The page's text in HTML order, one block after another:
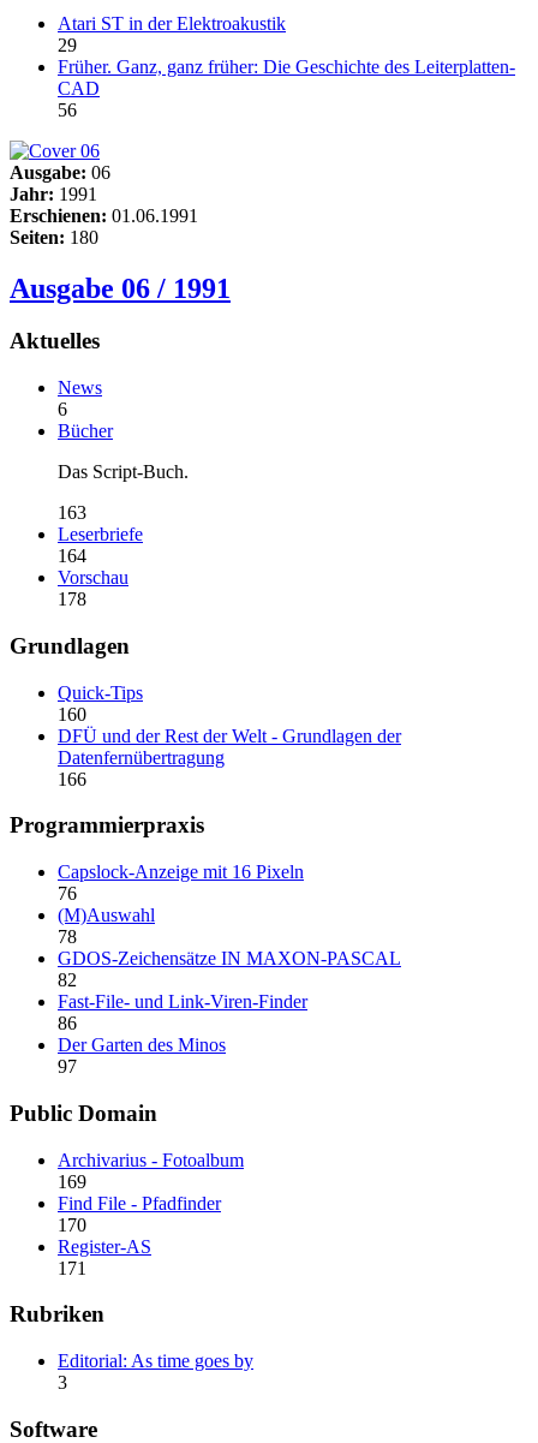
Atari ST in der Elektroakustik
29
Früher. Ganz, ganz früher: Die Geschichte des Leiterplatten-
CAD
56
Ausgabe: 06
Jahr: 1991
Erschienen: 01.06.1991
Seiten: 180
Ausgabe 06 / 1991
Aktuelles
News
6
Bücher
Das Script-Buch.
163
Leserbriefe
164
Vorschau
178
Grundlagen
Quick-Tips
160
DFÜ und der Rest der Welt - Grundlagen der
Datenfernübertragung
166
Programmierpraxis
Capslock-Anzeige mit 16 Pixeln
76
(M)Auswahl
78
GDOS-Zeichensätze IN MAXON-PASCAL
82
Fast-File- und Link-Viren-Finder
86
Der Garten des Minos
97
Public Domain
Archivarius - Fotoalbum
169
Find File - Pfadfinder
170
Register-AS
171
Rubriken
Editorial: As time goes by
3
Software